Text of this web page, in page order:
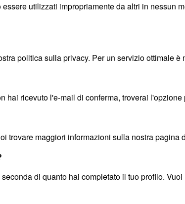
utilizzati impropriamente da altri in nessun
politica sulla privacy. Per un servizio ottimale è
hai ricevuto l'e-mail di conferma, troverai
trovare maggiori informazioni sulla nostra pagina
di quanto hai completato il tuo profilo.